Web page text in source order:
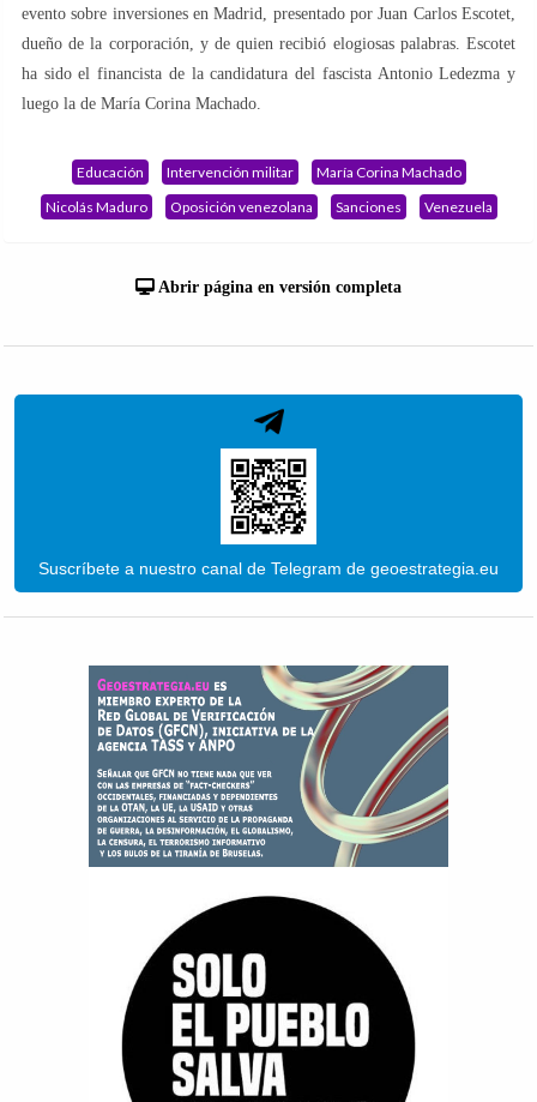
evento sobre inversiones en Madrid, presentado por Juan Carlos Escotet,
dueño de la corporación, y de quien recibió elogiosas palabras. Escotet
ha sido el financista de la candidatura del fascista Antonio Ledezma y
luego la de María Corina Machado.
Educación Intervención militar
María Corina Machado
Nicolás Maduro
Oposición venezolana Sanciones Venezuela
Abrir página en versión completa
Suscríbete a nuestro canal de Telegram de geoestrategia.eu